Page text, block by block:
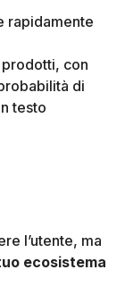
rapidamente
con
di
testo
l’utente, ma
ecosistema